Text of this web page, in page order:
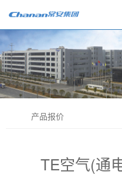
产品报价
TE空气(通